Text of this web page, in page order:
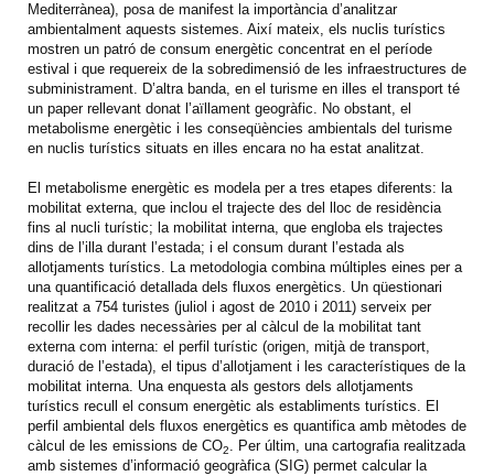
Mediterrànea), posa de manifest la importància d’analitzar
ambientalment aquests sistemes. Així mateix, els nuclis turístics
mostren un patró de consum energètic concentrat en el període
estival i que requereix de la sobredimensió de les infraestructures de
subministrament. D’altra banda, en el turisme en illes el transport té
un paper rellevant donat l’aïllament geogràfic. No obstant, el
metabolisme energètic i les conseqüències ambientals del turisme
en nuclis turístics situats en illes encara no ha estat analitzat.
El metabolisme energètic es modela per a tres etapes diferents: la
mobilitat externa, que inclou el trajecte des del lloc de residència
fins al nucli turístic; la mobilitat interna, que engloba els trajectes
dins de l’illa durant l’estada; i el consum durant l’estada als
allotjaments turístics. La metodologia combina múltiples eines per a
una quantificació detallada dels fluxos energètics. Un qüestionari
realitzat a 754 turistes (juliol i agost de 2010 i 2011) serveix per
recollir les dades necessàries per al càlcul de la mobilitat tant
externa com interna: el perfil turístic (origen, mitjà de transport,
duració de l’estada), el tipus d’allotjament i les característiques de la
mobilitat interna. Una enquesta als gestors dels allotjaments
turístics recull el consum energètic als establiments turístics. El
perfil ambiental dels fluxos energètics es quantifica amb mètodes de
càlcul de les emissions de CO2. Per últim, una cartografia realitzada
amb sistemes d’informació geogràfica (SIG) permet calcular la